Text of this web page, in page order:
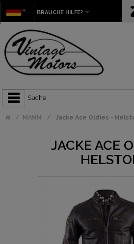
BRAUCHE HILFE?
MANN Jacke Ace Oldies -
JACKE ACE